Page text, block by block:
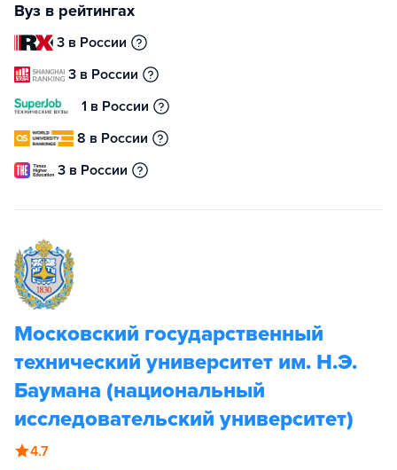
Вуз в рейтингах
3 в России
3 в России
1 в России
8 в России
3 в России
Московский государственный
технический университет им. Н.Э.
Баумана (национальный
исследовательский университет)
4.7